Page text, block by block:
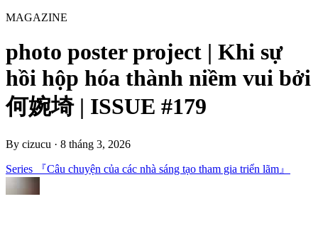
MAGAZINE
photo poster project | Khi sự
hồi hộp hóa thành niềm vui bởi
何婉埼 | ISSUE #179
By cizucu · 8 tháng 3, 2026
Series 『Câu chuyện của các nhà sáng tạo tham gia triển lãm』